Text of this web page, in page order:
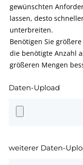
gewünschten
lassen, desto
unterbreiten.
Benötigen Sie
die benötigte Anzahl
größeren Mengen
Daten-Upload
weiterer Daten-